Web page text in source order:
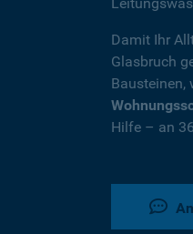
Damit Ihr
Glasbruch
Bausteinen,
Hilfe – an